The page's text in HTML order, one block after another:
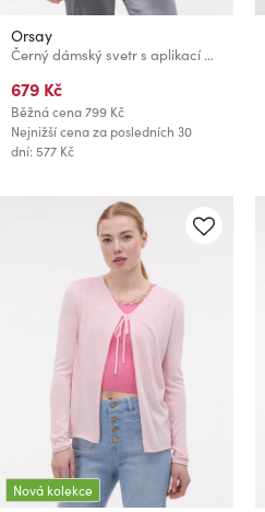
Orsay
Černý dámský svetr s aplikací ORSAY
679 Kč
Běžná cena799 Kč
Nejnižší cena za posledních 30
dní: 577 Kč
Nová kolekce